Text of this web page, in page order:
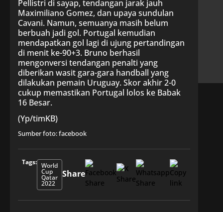
Pellistri di sayap, tendangan jarak jauh
Maximiliano Gomez, dan upaya sundulan
Cavani. Namun, semuanya masih belum
berbuah jadi gol. Portugal kemudian
mendapatkan gol lagi di ujung pertandingan
di menit ke-90+3. Bruno berhasil
mengonversi tendangan penalti yang
diberikan wasit gara-gara handball yang
dilakukan pemain Uruguay. Skor akhir 2-0
cukup memastikan Portugal lolos ke Babak
16 Besar.
(Yp/timKB)
Sumber foto: facebook
Tags: World
Cup
Qatar
2022
Share